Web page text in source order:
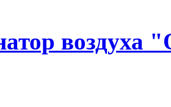
воздуха